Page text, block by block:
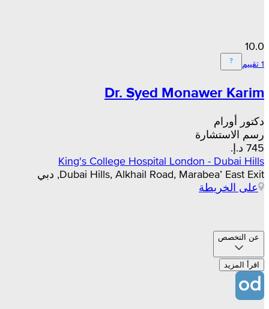
10.0
Dr. Syed Monawer Karim
دكتور أورام
رسم الاستشارة
King's College Hospital London - Dubai Hills
Dubai Hills, Alkhail Road, Marabea’ East Exit, دبي
على الخريطة
عن التخصص
اقرأ المزيد